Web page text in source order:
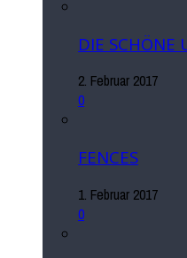
DIE SCHÖNE
2. Februar 2017
0
FENCES
1. Februar 2017
0